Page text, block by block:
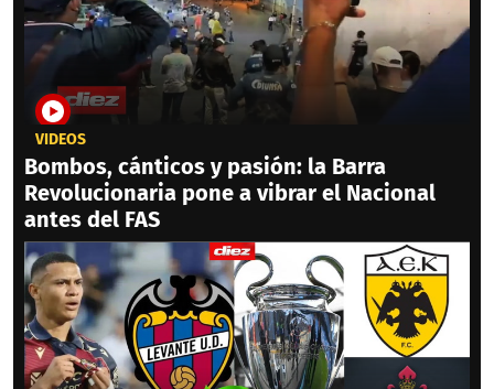
VIDEOS
Bombos, cánticos y pasión: la Barra
Revolucionaria pone a vibrar el Nacional
antes del FAS